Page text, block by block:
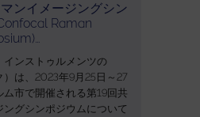
ンイメージングシン
Raman
インストゥルメンツの
は、2023年9月25日～27
ム市で開催される第19回共
グシンポジウムについて